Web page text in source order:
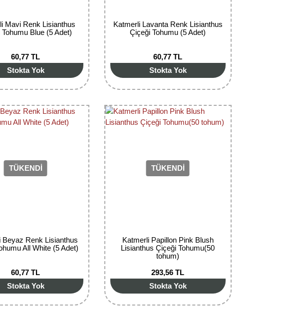
Mavi Renk Lisianthus
Blue (5 Adet)
60,77 TL
Stokta Yok
Katmerli Lavanta Renk Lisianthus
Çiçeği Tohumu (5 Adet)
60,77 TL
Stokta Yok
TÜKENDİ
Beyaz Renk Lisianthus
All White (5 Adet)
60,77 TL
Stokta Yok
TÜKENDİ
Katmerli Papillon Pink Blush
Lisianthus Çiçeği Tohumu(50
tohum)
293,56 TL
Stokta Yok